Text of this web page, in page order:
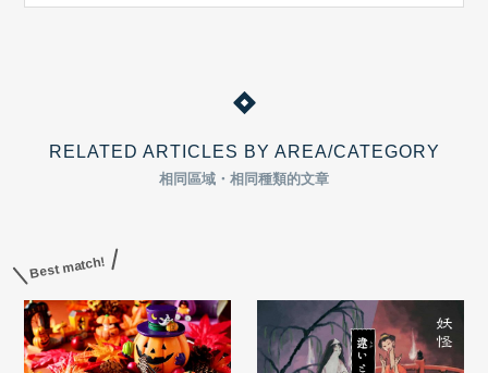
RELATED ARTICLES BY AREA/CATEGORY
相同區域・相同種類的文章
Best match!